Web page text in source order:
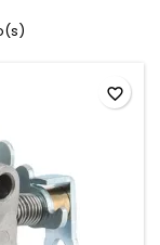
favorite_border